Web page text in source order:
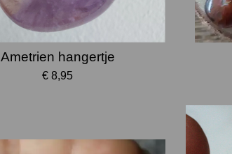
Ametrien hangertje
€ 8,95